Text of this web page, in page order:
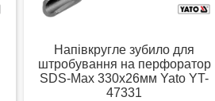
Напівкругле зубило для
штробування на перфоратор
SDS-Max 330х26мм Yato YT-
47331